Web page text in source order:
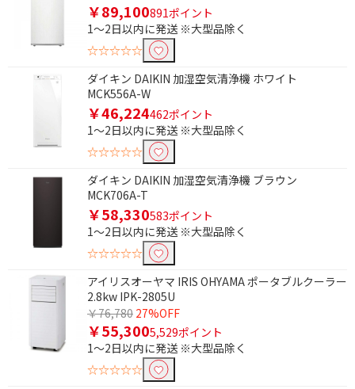
￥89,100891ポイント
1～2日以内に発送 ※大型品除く
☆☆☆☆☆
ダイキン DAIKIN 加湿空気清浄機 ホワイト
MCK556A-W
￥46,224462ポイント
1～2日以内に発送 ※大型品除く
☆☆☆☆☆
ダイキン DAIKIN 加湿空気清浄機 ブラウン
MCK706A-T
￥58,330583ポイント
1～2日以内に発送 ※大型品除く
☆☆☆☆☆
アイリスオーヤマ IRIS OHYAMA ポータブルクーラー
2.8kw IPK-2805U
￥76,780 27%OFF
￥55,3005,529ポイント
1～2日以内に発送 ※大型品除く
☆☆☆☆☆